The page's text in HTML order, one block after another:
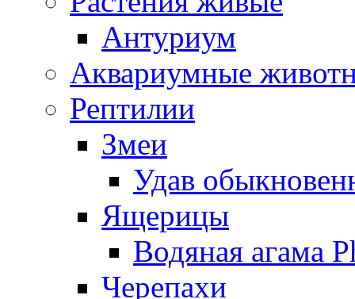
Антуриум
Аквариумные
Рептилии
Змеи
Удав
Ящерицы
Водяная агама
Черепахи